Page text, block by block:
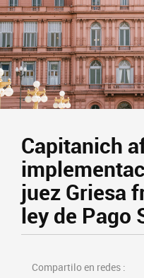
Capitanich
juez Griesa
ley de Pago
Compartilo en redes :